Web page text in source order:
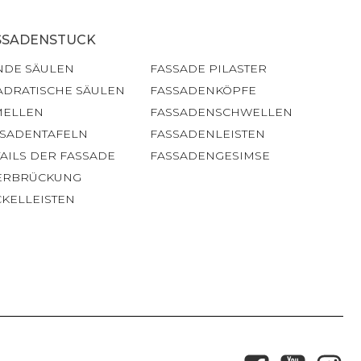
SÄULEN
SÄULEN
DER FASSADE
FASSADE PILASTER
FASSADENKÖPFE
FASSADENSCHWELLEN
FASSADENLEISTEN
FASSADENGESIMSE